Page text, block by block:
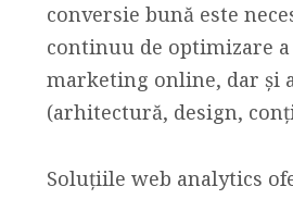
conversie bună este
continuu de optimizare
marketing online, dar și
(arhitectură, design,
Soluțiile web analytics